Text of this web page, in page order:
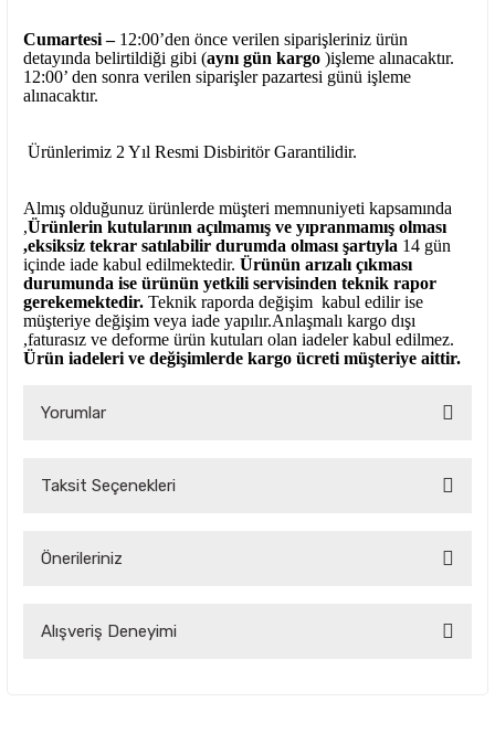
Cumartesi – 12:00’den önce verilen siparişleriniz ürün
detayında belirtildiği gibi (aynı gün kargo )işleme alınacaktır.
12:00’ den sonra verilen siparişler pazartesi günü işleme
alınacaktır.
Ürünlerimiz 2 Yıl Resmi Disbiritör Garantilidir.
Almış olduğunuz ürünlerde müşteri memnuniyeti kapsamında
,Ürünlerin kutularının açılmamış ve yıpranmamış olması
,eksiksiz tekrar satılabilir durumda olması şartıyla 14 gün
içinde iade kabul edilmektedir. Ürünün arızalı çıkması
durumunda ise ürünün yetkili servisinden teknik rapor
gerekemektedir. Teknik raporda değişim kabul edilir ise
müşteriye değişim veya iade yapılır.Anlaşmalı kargo dışı
,faturasız ve deforme ürün kutuları olan iadeler kabul edilmez.
Ürün iadeleri ve değişimlerde kargo ücreti müşteriye aittir.
Yorumlar
Taksit Seçenekleri
Önerileriniz
konularda yetersiz gördüğünüz noktaları öneri formunu
Alışveriş Deneyimi